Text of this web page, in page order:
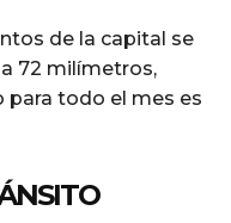
de la capital se
72 milímetros,
todo el mes es